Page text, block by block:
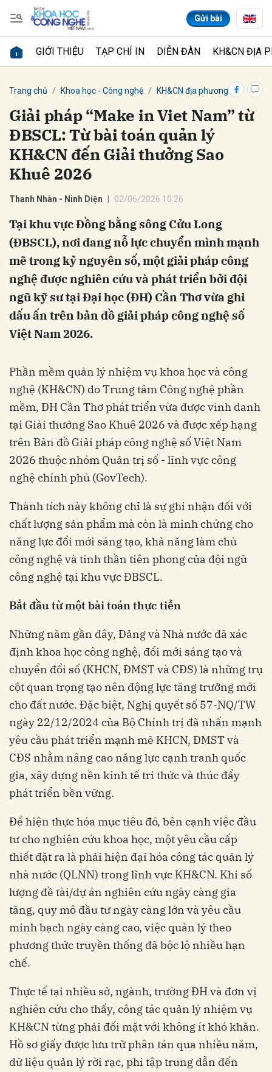
Gửi bài
GIỚI THIỆU TẠP CHÍ IN DIỄN ĐÀN KH&CN ĐỊA
Trang chủ Khoa học - Công nghệ KH&CN địa phương
Giải pháp “Make in Viet Nam” từ
ĐBSCL: Từ bài toán quản lý
KH&CN đến Giải thưởng Sao
Khuê 2026
Thanh Nhàn - Ninh Diện 02/06/2026 10:26
Tại khu vực Đồng bằng sông Cửu Long
(ĐBSCL), nơi đang nỗ lực chuyển mình mạnh
mẽ trong kỷ nguyên số, một giải pháp công
nghệ được nghiên cứu và phát triển bởi đội
ngũ kỹ sư tại Đại học (ĐH) Cần Thơ vừa ghi
dấu ấn trên bản đồ giải pháp công nghệ số
Việt Nam 2026.
Phần mềm quản lý nhiệm vụ khoa học và công
nghệ (KH&CN) do Trung tâm Công nghệ phần
mềm, ĐH Cần Thơ phát triển vừa được vinh danh
tại Giải thưởng Sao Khuê 2026 và được xếp hạng
trên Bản đồ Giải pháp công nghệ số Việt Nam
2026 thuộc nhóm Quản trị số - lĩnh vực công
nghệ chính phủ (GovTech).
Thành tích này không chỉ là sự ghi nhận đối với
chất lượng sản phẩm mà còn là minh chứng cho
năng lực đổi mới sáng tạo, khả năng làm chủ
công nghệ và tinh thần tiên phong của đội ngũ
công nghệ tại khu vực ĐBSCL.
Bắt đầu từ một bài toán thực tiễn
Những năm gần đây, Đảng và Nhà nước đã xác
định khoa học công nghệ, đổi mới sáng tạo và
chuyển đổi số (KHCN, ĐMST và CĐS) là những trụ
cột quan trọng tạo nên động lực tăng trưởng mới
cho đất nước. Đặc biệt, Nghị quyết số 57-NQ/TW
ngày 22/12/2024 của Bộ Chính trị đã nhấn mạnh
yêu cầu phát triển mạnh mẽ KHCN, ĐMST và
CĐS nhằm nâng cao năng lực cạnh tranh quốc
gia, xây dựng nền kinh tế tri thức và thúc đẩy
phát triển bền vững.
Để hiện thực hóa mục tiêu đó, bên cạnh việc đầu
tư cho nghiên cứu khoa học, một yêu cầu cấp
thiết đặt ra là phải hiện đại hóa công tác quản lý
nhà nước (QLNN) trong lĩnh vực KH&CN. Khi số
lượng đề tài/dự án nghiên cứu ngày càng gia
tăng, quy mô đầu tư ngày càng lớn và yêu cầu
minh bạch ngày càng cao, việc quản lý theo
phương thức truyền thống đã bộc lộ nhiều hạn
chế.
Thực tế tại nhiều sở, ngành, trường ĐH và đơn vị
nghiên cứu cho thấy, công tác quản lý nhiệm vụ
KH&CN từng phải đối mặt với không ít khó khăn.
Hồ sơ giấy được lưu trữ phân tán qua nhiều năm,
dữ liệu quản lý rời rạc, phi tập trung dẫn đến
Gửi bình luận
Hủy